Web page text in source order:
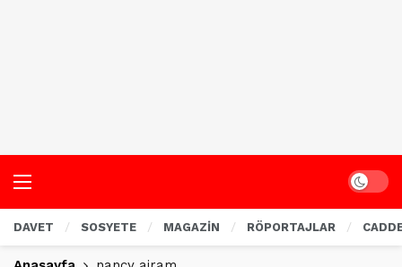
Dark
DAVET SOSYETE MAGAZİN RÖPORTAJLAR